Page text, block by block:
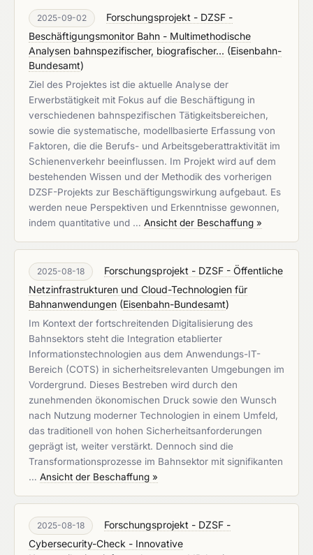
2025-09-02
Forschungsprojekt - DZSF -
Beschäftigungsmonitor Bahn - Multimethodische
Analysen bahnspezifischer, biografischer... (Eisenbahn-
Bundesamt)
Ziel des Projektes ist die aktuelle Analyse der
Erwerbstätigkeit mit Fokus auf die Beschäftigung in
verschiedenen bahnspezifischen Tätigkeitsbereichen,
sowie die systematische, modellbasierte Erfassung von
Faktoren, die die Berufs- und Arbeitsgeberattraktivität im
Schienenverkehr beeinflussen. Im Projekt wird auf dem
bestehenden Wissen und der Methodik des vorherigen
DZSF-Projekts zur Beschäftigungswirkung aufgebaut. Es
werden neue Perspektiven und Erkenntnisse gewonnen,
indem quantitative und … Ansicht der Beschaffung »
2025-08-18
Forschungsprojekt - DZSF - Öffentliche
Netzinfrastrukturen und Cloud-Technologien für
Bahnanwendungen (Eisenbahn-Bundesamt)
Im Kontext der fortschreitenden Digitalisierung des
Bahnsektors steht die Integration etablierter
Informationstechnologien aus dem Anwendungs-IT-
Bereich (COTS) in sicherheitsrelevanten Umgebungen im
Vordergrund. Dieses Bestreben wird durch den
zunehmenden ökonomischen Druck sowie den Wunsch
nach Nutzung moderner Technologien in einem Umfeld,
das traditionell von hohen Sicherheitsanforderungen
geprägt ist, weiter verstärkt. Dennoch sind die
Transformationsprozesse im Bahnsektor mit signifikanten
… Ansicht der Beschaffung »
2025-08-18
Forschungsprojekt - DZSF -
Cybersecurity-Check - Innovative